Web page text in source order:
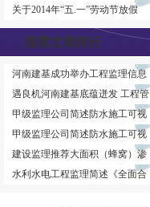
关于2014年“五.一”劳动节放假
推荐文章排行
河南建基成功举办工程监理信息
遇良机河南建基底蕴迸发 工程管
甲级监理公司简述防水施工可视
甲级监理公司简述防水施工可视
建设监理推荐大面积（蜂窝）渗
水利水电工程监理简述《全面合